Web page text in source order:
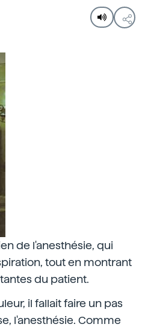
de l'anesthésie, qui
tout en montrant
du patient.
il fallait faire un pas
l'anesthésie. Comme